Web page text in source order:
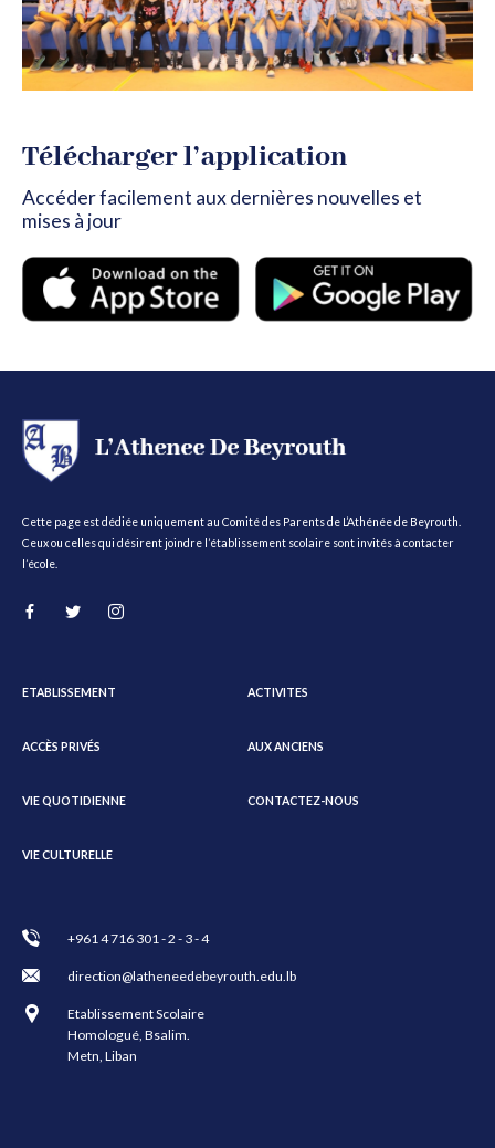
Télécharger l’application
Accéder facilement aux dernières nouvelles et
mises à jour
Cette page est dédiée uniquement au Comité des Parents de L’Athénée de Beyrouth.
Ceux ou celles qui désirent joindre l’établissement scolaire sont invités à contacter
l’école.
ETABLISSEMENT
ACCÈS PRIVÉS
VIE QUOTIDIENNE
VIE CULTURELLE
ACTIVITES
AUX ANCIENS
CONTACTEZ-NOUS
+961 4 716 301 - 2 - 3 - 4
direction@latheneedebeyrouth.edu.lb
Etablissement Scolaire
Homologué, Bsalim.
Metn, Liban